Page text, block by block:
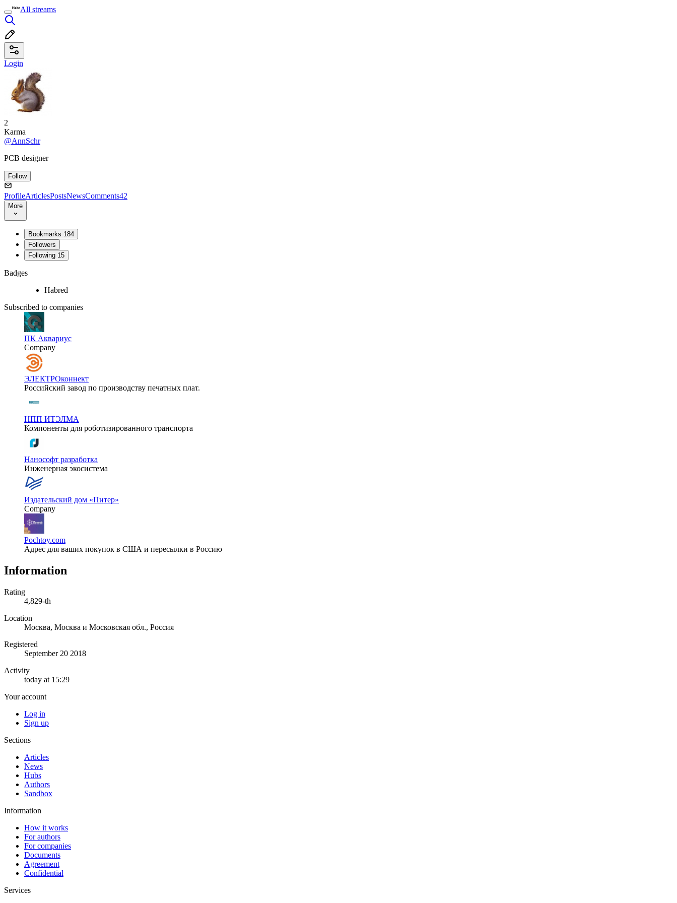
All streams
Login
2
Karma
@AnnSchr
PCB designer
Follow
ProfileArticlesPostsNewsComments42
More
Bookmarks 184
Followers
Following 15
Badges
Habred
Subscribed to companies
ПК Аквариус
Company
ЭЛЕКТРОконнект
Российский завод по производству печатных плат.
НПП ИТЭЛМА
Компоненты для роботизированного транспорта
Нанософт разработка
Инженерная экосистема
Издательский дом «Питер»
Company
Pochtoy.com
Адрес для ваших покупок в США и пересылки в Россию
Information
Rating
4,829-th
Location
Москва, Москва и Московская обл., Россия
Registered
September 20 2018
Activity
today at 15:29
Your account
Log in
Sign up
Sections
Articles
News
Hubs
Authors
Sandbox
Information
How it works
For authors
For companies
Documents
Agreement
Confidential
Services